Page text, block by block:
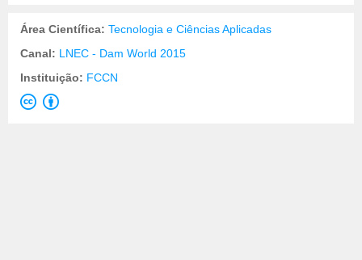
Área Científica: Tecnologia e Ciências Aplicadas
Canal: LNEC - Dam World 2015
Instituição: FCCN